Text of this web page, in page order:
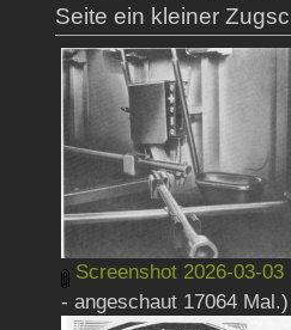
Seite ein kleiner
Screenshot 2026-03-03
- angeschaut 17064 Mal.)